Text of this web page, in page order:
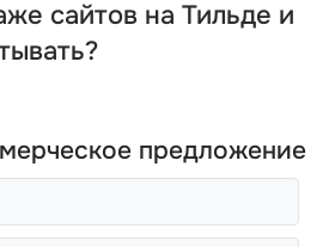
сайтов на Тильде и
предложение